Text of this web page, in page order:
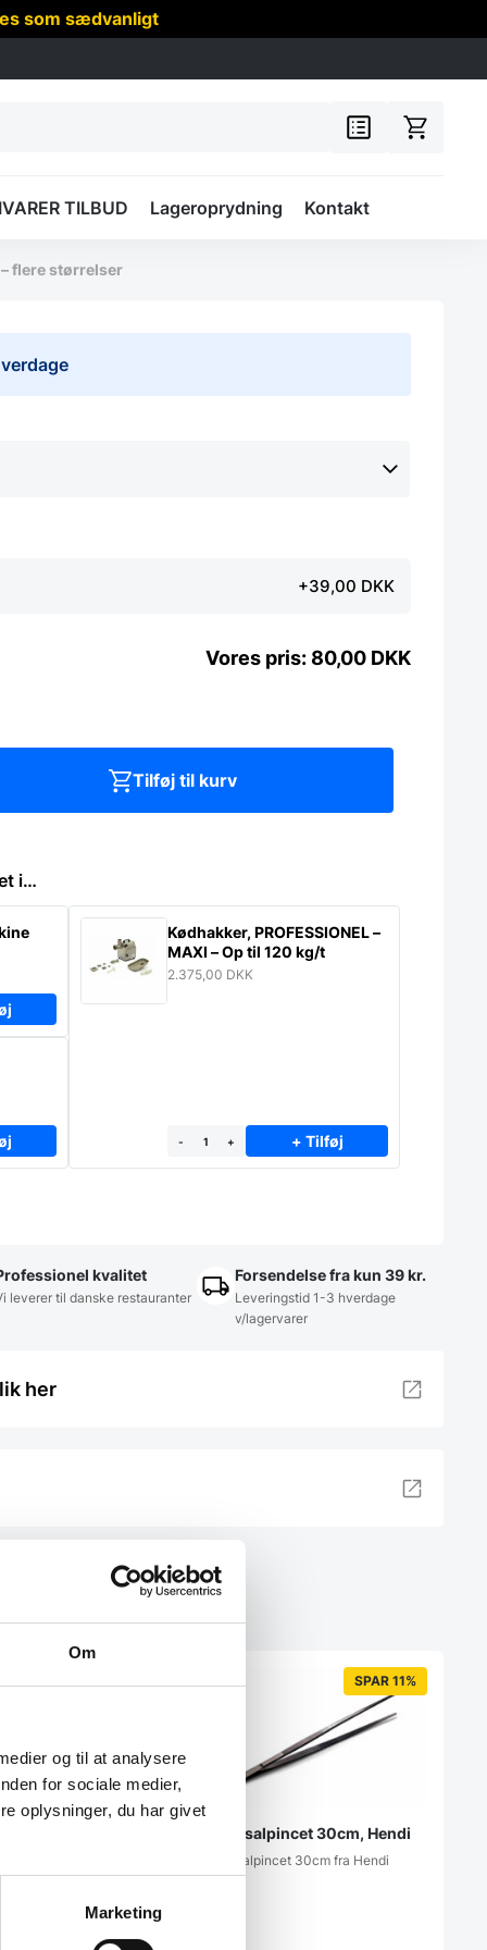
Om
og til at analysere
for sociale medier,
oplysninger, du har givet
Marketing
som sædvanligt
TILBUD Lageroprydning Kontakt
flere størrelser
+39,00 DKK
80,00 DKK
Tilføj til kurv
i…
Kødhakker, PROFESSIONEL –
MAXI – Op til 120 kg/t
2.375,00 DKK
- + + Tilføj
kvalitet
leverer til danske restauranter
Forsendelse fra kun 39 kr.
Leveringstid 1-3 hverdage
v/lagervarer
her
– rustfristål
SPAR 11%
Universalpincet 30cm, Hendi
Universalpincet 30cm fra Hendi